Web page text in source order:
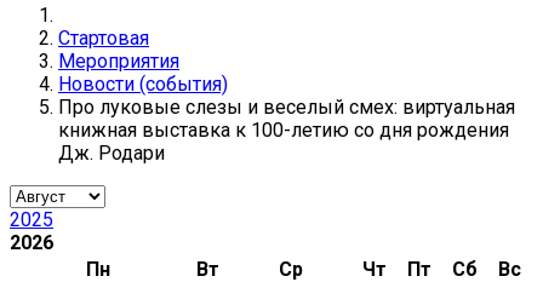
Стартовая
Мероприятия
Новости (события)
Про луковые слезы и веселый смех: виртуальная
книжная выставка к 100-летию со дня рождения
Дж. Родари
2025
2026
Пн
Вт Ср Чт Пт Сб
Вс